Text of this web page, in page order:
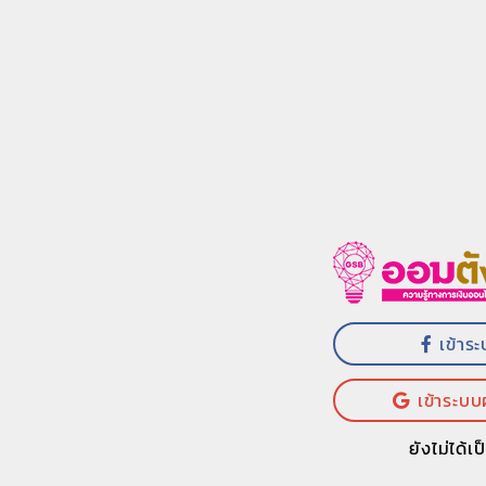
เข้าร
เข้าระบ
ยังไม่ได้เ